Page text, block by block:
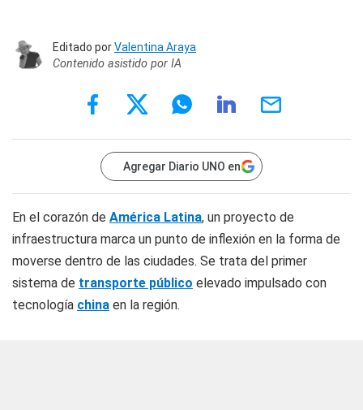
Editado porValentina Araya
Contenido asistido por IA
Agregar Diario UNO en
En el corazón de América Latina, un proyecto de
infraestructura marca un punto de inflexión en la forma de
moverse dentro de las ciudades. Se trata del primer
sistema de transporte público elevado impulsado con
tecnología china en la región.